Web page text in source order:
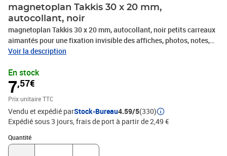
magnetoplan Takkis 30 x 20 mm,
autocollant, noir
magnetoplan Takkis 30 x 20 mm, autocollant, noir petits carreaux
aimantés pour une fixation invisible des affiches, photos, notes,
etc. sur toutes surfaces contenant du métal, dimensions d'un
Voir la description
En stock
7,57€
Prix unitaire TTC
Vendu et expédié parStock-Bureau4.59/5(330)
Expédié sous 3 jours, frais de port à partir de 2,49 €
Quantité
Quantité : 1